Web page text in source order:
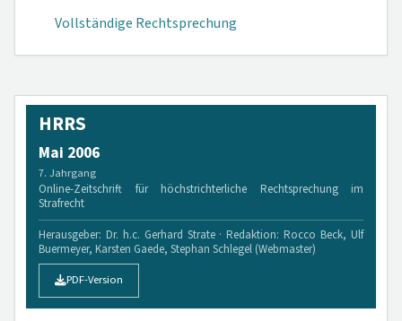
Vollständige Rechtsprechung
HRRS
Mai 2006
7. Jahrgang
Online-Zeitschrift für höchstrichterliche Rechtsprechung im
Strafrecht
Herausgeber: Dr. h.c. Gerhard Strate · Redaktion: Rocco Beck, Ulf
Buermeyer, Karsten Gaede, Stephan Schlegel (Webmaster)
PDF-Version